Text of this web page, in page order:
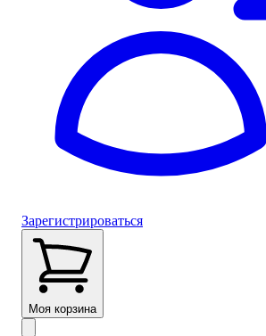
Зарегистрироваться
Моя корзина